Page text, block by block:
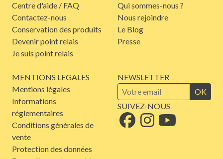
Centre d'aide / FAQ
Contactez-nous
Conservation des produits
Devenir point relais
Je suis point relais
Qui sommes-nous ?
Nous rejoindre
Le Blog
Presse
MENTIONS LEGALES
Mentions légales
Informations
réglementaires
Conditions générales de
vente
Protection des données
NEWSLETTER
OK
SUIVEZ-NOUS